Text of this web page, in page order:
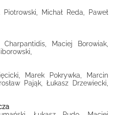
Piotrowski, Michał Reda, Paweł
Maciej Borowiak,
Marek Pokrywka, Marcin
Pająk, Łukasz Drzewiecki,